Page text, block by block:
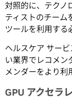
対照的に、テクノ
ティストのチーム
ツールを利用する
ヘルスケア サー
い業界でレコメン
メンダーをより利
GPU アクセラ